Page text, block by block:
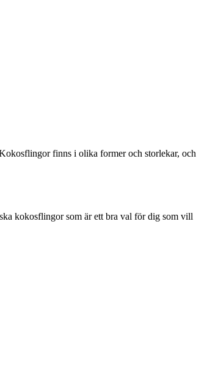
finns i olika former och storlekar, och
kokosflingor som är ett bra val för dig som vill